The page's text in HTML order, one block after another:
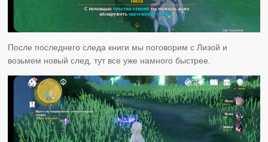
После последнего следа книги мы поговорим с Лизой и
возьмем новый след, тут все уже намного быстрее.